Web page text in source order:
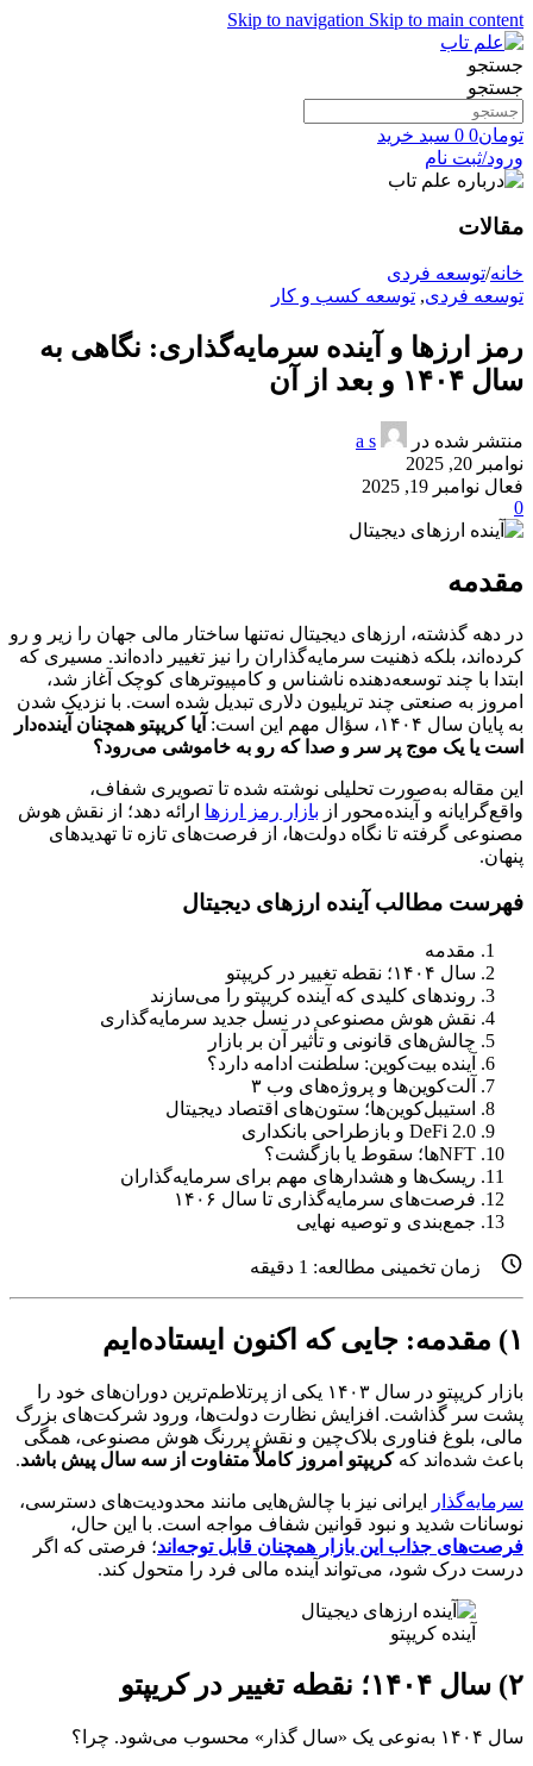
Skip to navigation Skip to main content
جستجو
جستجو
تومان0
0 سبد خرید
ورود/ثبت نام
مقالات
خانه/توسعه فردی
توسعه فردی, توسعه کسب و کار
رمز ارزها و آینده سرمایه‌گذاری: نگاهی به
سال ۱۴۰۴ و بعد از آن
منتشر شده در
a s
نوامبر 20, 2025
فعال نوامبر 19, 2025
0
مقدمه
در دهه گذشته، ارزهای دیجیتال نه‌تنها ساختار مالی جهان را زیر و رو
کرده‌اند، بلکه ذهنیت سرمایه‌گذاران را نیز تغییر داده‌اند. مسیری که
ابتدا با چند توسعه‌دهنده ناشناس و کامپیوترهای کوچک آغاز شد،
امروز به صنعتی چند تریلیون دلاری تبدیل شده است. با نزدیک شدن
به پایان سال ۱۴۰۴، سؤال مهم این است:
آیا کریپتو همچنان آینده‌دار
است یا یک موج پر سر و صدا که رو به خاموشی می‌رود؟
این مقاله به‌صورت تحلیلی نوشته شده تا تصویری شفاف،
واقع‌گرایانه و آینده‌محور از بازار رمز ارزها ارائه دهد؛ از نقش هوش
مصنوعی گرفته تا نگاه دولت‌ها، از فرصت‌های تازه تا تهدیدهای
پنهان.
فهرست مطالب آینده ارزهای دیجیتال
مقدمه
سال ۱۴۰۴؛ نقطه تغییر در کریپتو
روندهای کلیدی که آینده کریپتو را می‌سازند
نقش هوش مصنوعی در نسل جدید سرمایه‌گذاری
چالش‌های قانونی و تأثیر آن بر بازار
آینده بیت‌کوین: سلطنت ادامه دارد؟
آلت‌کوین‌ها و پروژه‌های وب ۳
استیبل‌کوین‌ها؛ ستون‌های اقتصاد دیجیتال
DeFi 2.0 و بازطراحی بانکداری
NFTها؛ سقوط یا بازگشت؟
ریسک‌ها و هشدارهای مهم برای سرمایه‌گذاران
فرصت‌های سرمایه‌گذاری تا سال ۱۴۰۶
جمع‌بندی و توصیه نهایی
زمان تخمینی مطالعه: 1 دقیقه
۱) مقدمه: جایی که اکنون ایستاده‌ایم
بازار کریپتو در سال ۱۴۰۳ یکی از پرتلاطم‌ترین دوران‌های خود را
پشت سر گذاشت. افزایش نظارت دولت‌ها، ورود شرکت‌های بزرگ
مالی، بلوغ فناوری بلاک‌چین و نقش پررنگ هوش مصنوعی، همگی
باعث شده‌اند کهکریپتو امروز کاملاً متفاوت از سه سال پیش باشد.
سرمایه‌گذار
ایرانی نیز با چالش‌هایی مانند محدودیت‌های دسترسی،
نوسانات شدید و نبود قوانین شفاف مواجه است. با این حال،
فرصت‌های جذاب این بازار همچنان قابل توجه‌اند؛ فرصتی که اگر
درست درک شود، می‌تواند آینده مالی فرد را متحول کند.
آینده کریپتو
۲) سال ۱۴۰۴؛ نقطه تغییر در کریپتو
سال ۱۴۰۴ به‌نوعی یک «سال گذار» محسوب می‌شود. چرا؟